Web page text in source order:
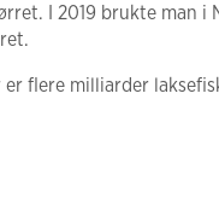
I 2019 brukte man i
flere milliarder